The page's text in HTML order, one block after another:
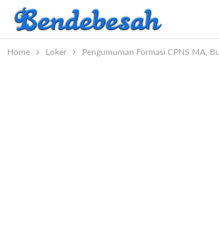
Home Loker Pengumuman Formasi CPNS MA,